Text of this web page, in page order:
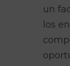
un
los